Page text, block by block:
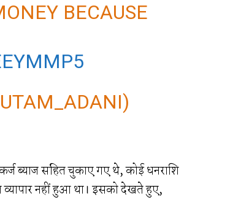
BECAUSE
ब्याज सहित चुकाए गए थे, कोई धनराशि
नहीं हुआ था। इसको देखते हुए,